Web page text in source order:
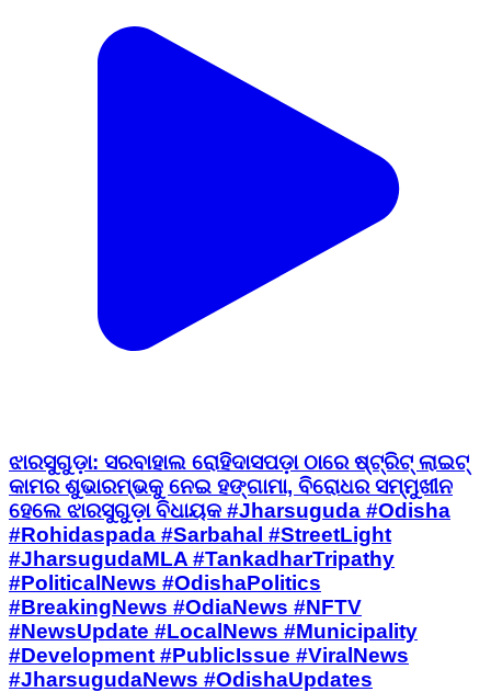
ଝାରସୁଗୁଡ଼ା: ସରବାହାଲ ରୋହିଦାସପଡ଼ା ଠାରେ ଷ୍ଟ୍ରିଟ୍ ଲାଇଟ୍
କାମର ଶୁଭାରମ୍ଭକୁ ନେଇ ହଙ୍ଗାମା, ବିରୋଧର ସମ୍ମୁଖୀନ
ହେଲେ ଝାରସୁଗୁଡ଼ା ବିଧାୟକ #Jharsuguda #Odisha
#Rohidaspada #Sarbahal #StreetLight
#JharsugudaMLA #TankadharTripathy
#PoliticalNews #OdishaPolitics
#BreakingNews #OdiaNews #NFTV
#NewsUpdate #LocalNews #Municipality
#Development #PublicIssue #ViralNews
#JharsugudaNews #OdishaUpdates